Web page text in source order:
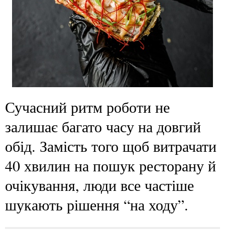
Сучасний ритм роботи не
залишає багато часу на довгий
обід. Замість того щоб витрачати
40 хвилин на пошук ресторану й
очікування, люди все частіше
шукають рішення “на ходу”.